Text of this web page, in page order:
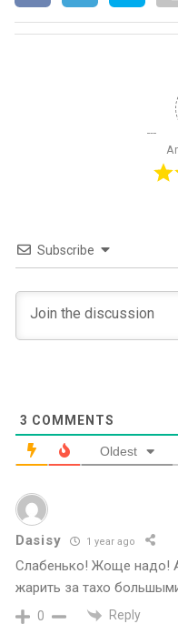
Subscribe
3 COMMENTS
Oldest
Dasisy 1 year ago
Слабенько! Жоще надо!
жарить за тахо
0 Reply